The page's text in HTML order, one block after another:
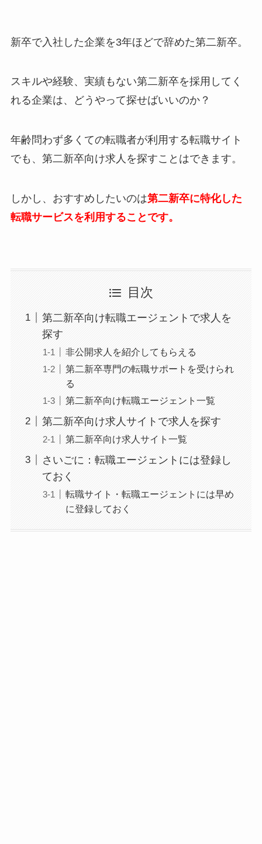
新卒で入社した企業を3年ほどで辞めた第二新卒。
スキルや経験、実績もない第二新卒を採用してく
れる企業は、どうやって探せばいいのか？
年齢問わず多くての転職者が利用する転職サイト
でも、第二新卒向け求人を探すことはできます。
しかし、おすすめしたいのは第二新卒に特化した
転職サービスを利用することです。
目次
第二新卒向け転職エージェントで求人を
探す
非公開求人を紹介してもらえる
第二新卒専門の転職サポートを受けられ
る
第二新卒向け転職エージェント一覧
第二新卒向け求人サイトで求人を探す
第二新卒向け求人サイト一覧
さいごに：転職エージェントには登録し
ておく
転職サイト・転職エージェントには早め
に登録しておく